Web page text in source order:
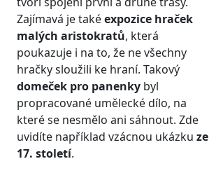
Zajímavá je takéexpozice hraček
malých aristokratů, která
poukazuje i na to, že ne všechny
hračky sloužili ke hraní. Takový
domeček pro panenky byl
propracované umělecké dílo, na
které se nesmělo ani sáhnout. Zde
uvidíte například vzácnou ukázku ze
17. století.